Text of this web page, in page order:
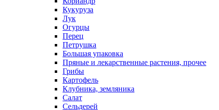
Кукуруза
Лук
Огурцы
Перец
Петрушка
Большая упаковка
Пряные и лекарственные растения, прочее
Грибы
Картофель
Клубника, земляника
Салат
Сельдерей